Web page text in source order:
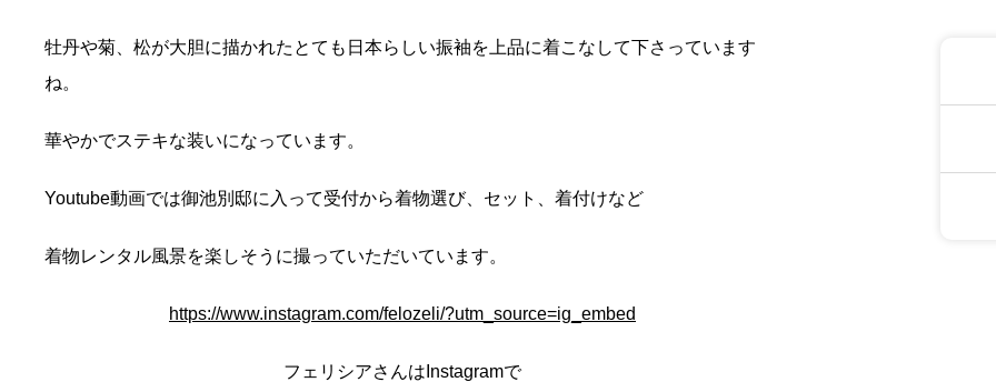
牡丹や菊、松が大胆に描かれたとても日本らしい振袖を上品に着こなして下さっています
ね。
華やかでステキな装いになっています。
Youtube動画では御池別邸に入って受付から着物選び、セット、着付けなど
着物レンタル風景を楽しそうに撮っていただいています。
https://www.instagram.com/felozeli/?utm_source=ig_embed
フェリシアさんはInstagramで